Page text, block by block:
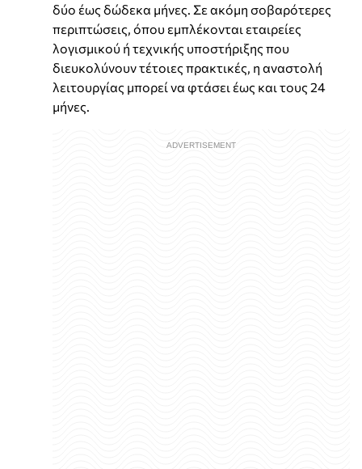
δύο έως δώδεκα μήνες. Σε ακόμη σοβαρότερες
περιπτώσεις, όπου εμπλέκονται εταιρείες
λογισμικού ή τεχνικής υποστήριξης που
διευκολύνουν τέτοιες πρακτικές, η αναστολή
λειτουργίας μπορεί να φτάσει έως και τους 24
μήνες.